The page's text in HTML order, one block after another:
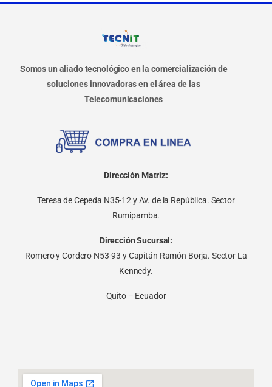
Somos un aliado tecnológico en la comercialización de
soluciones innovadoras en el área de las
Telecomunicaciones
Dirección Matriz:
Teresa de Cepeda N35-12 y Av. de la República. Sector
Rumipamba.
Dirección Sucursal:
Romero y Cordero N53-93 y Capitán Ramón Borja. Sector La
Kennedy.
Quito – Ecuador